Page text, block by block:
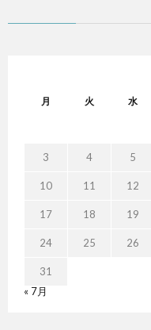
月 火 水
3 4 5
10 11 12
17 18 19
24 25 26
31
« 7月